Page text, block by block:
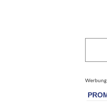
Werbung